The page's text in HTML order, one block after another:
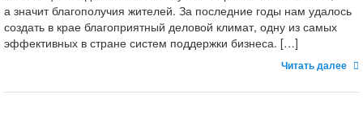
а значит благополучия жителей. За последние годы нам удалось
создать в крае благоприятный деловой климат, одну из самых
эффективных в стране систем поддержки бизнеса. […]
Читать далее